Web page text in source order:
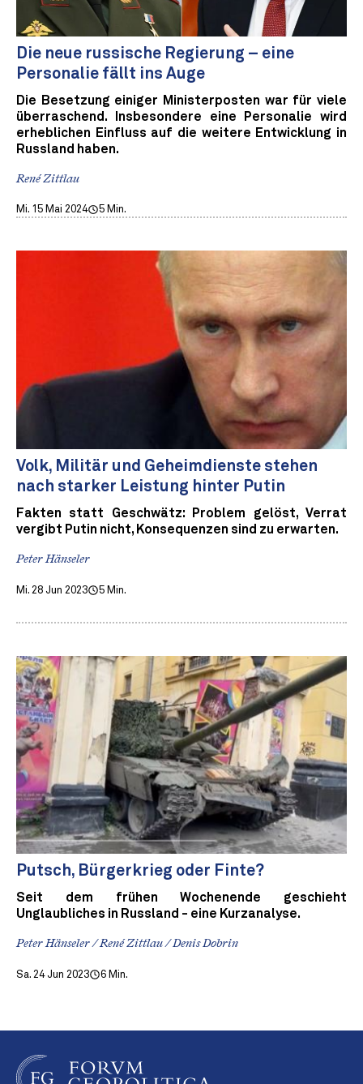
Die neue russische Regierung – eine
Personalie fällt ins Auge
Die Besetzung einiger Ministerposten war für viele
überraschend. Insbesondere eine Personalie wird
erheblichen Einfluss auf die weitere Entwicklung in
Russland haben.
René Zittlau
Mi. 15 Mai 2024 5 Min.
Volk, Militär und Geheimdienste stehen
nach starker Leistung hinter Putin
Fakten statt Geschwätz: Problem gelöst, Verrat
vergibt Putin nicht, Konsequenzen sind zu erwarten.
Peter Hänseler
Mi. 28 Jun 2023 5 Min.
Putsch, Bürgerkrieg oder Finte?
Seit dem frühen Wochenende geschieht
Unglaubliches in Russland - eine Kurzanalyse.
Peter Hänseler / René Zittlau / Denis Dobrin
Sa. 24 Jun 2023 6 Min.